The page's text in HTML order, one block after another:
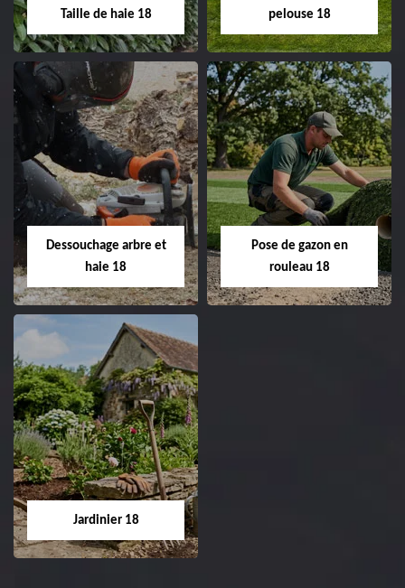
Taille de haie 18
Taille de haie 18
Entreprise taille de haie
18 Cher tel:
02.52.56.49.40
pelouse 18
Tonte et réfection
de pelouse 18
Entreprise tonte et
Cher tel: 02.52.56.49.40
Dessouchage arbre et
haie 18
Dessouchage arbre
et haie 18
Entreprise dessouchage
arbre et haie 18 Cher
Pose de gazon en
rouleau 18
Jardinier 18